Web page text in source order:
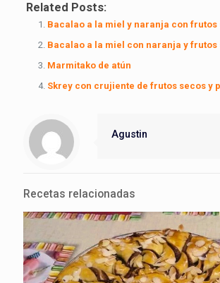
Related Posts:
Bacalao a la miel y naranja con frutos
Bacalao a la miel con naranja y frutos
Marmitako de atún
Skrey con crujiente de frutos secos y
Agustin
Recetas relacionadas